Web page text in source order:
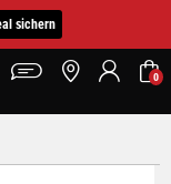
sichern
0